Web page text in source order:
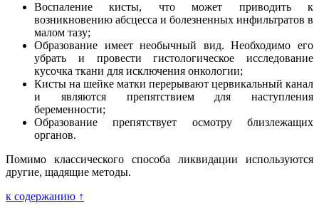
Воспаление кисты, что может приводить к
возникновению абсцесса и болезненных инфильтратов в
малом тазу;
Образование имеет необычный вид. Необходимо его
убрать и провести гистологическое исследование
кусочка ткани для исключения онкологии;
Кисты на шейке матки перерывают цервикальный канал
и являются препятствием для наступления
беременности;
Образование препятствует осмотру близлежащих
органов.
Помимо классического способа ликвидации используются
другие, щадящие методы.
к содержанию ↑